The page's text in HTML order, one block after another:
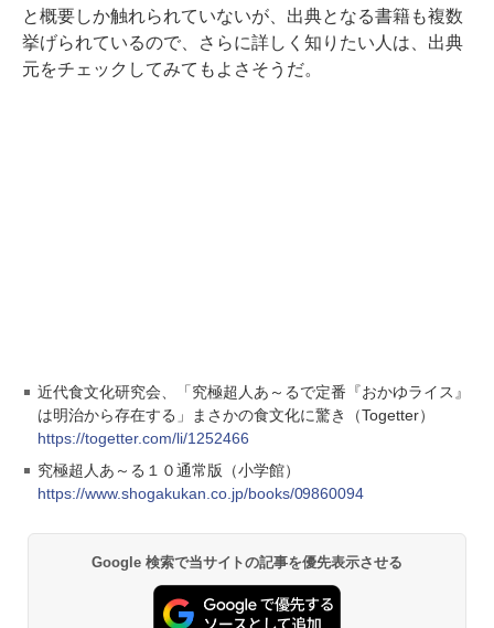
と概要しか触れられていないが、出典となる書籍も複数
挙げられているので、さらに詳しく知りたい人は、出典
元をチェックしてみてもよさそうだ。
近代食文化研究会、「究極超人あ～るで定番『おかゆライス』
は明治から存在する」まさかの食文化に驚き（Togetter）
https://togetter.com/li/1252466
究極超人あ～る１０通常版（小学館）
https://www.shogakukan.co.jp/books/09860094
Google 検索で当サイトの記事を優先表示させる